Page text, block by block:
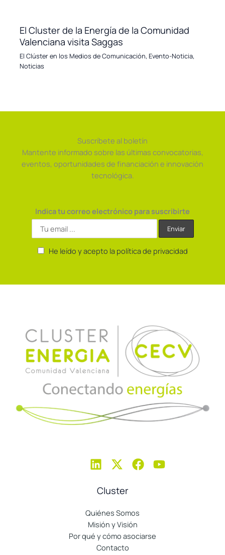
El Cluster de la Energía de la Comunidad
Valenciana visita Saggas
El Clúster en los Medios de Comunicación,Evento-Noticia,
Noticias
Suscríbete al boletín
Mantente informado sobre las últimas convocatorias,
eventos, oportunidades de financiación e innovación
tecnológica.
Indica tu correo electrónico para suscribirte
He leído y acepto la política de privacidad
Cluster
Quiénes Somos
Misión y Visión
Por qué y cómo asociarse
Contacto